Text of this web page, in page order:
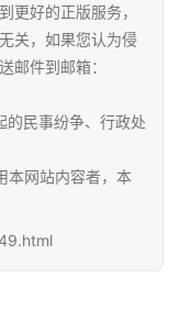
更好的正版服务，
关，如果您认为侵
邮件到邮箱：
的民事纷争、行政处
本网站内容者，本